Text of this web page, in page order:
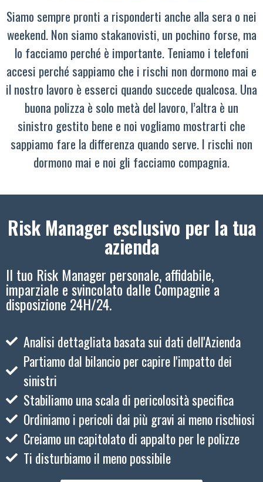
Siamo sempre pronti a risponderti anche alla sera o nei
weekend. Non siamo stakanovisti, un pochino forse, ma
lo facciamo perché è importante. Teniamo i telefoni
accesi perché sappiamo che i rischi non dormono mai e
il nostro lavoro è esserci quando succede qualcosa. Una
buona polizza è solo metà del lavoro, l’altra è un
sinistro gestito bene e noi vogliamo mostrarti che
sappiamo fare la differenza quando serve. I rischi non
dormono mai e noi gli facciamo compagnia.
Risk Manager esclusivo per la tua
azienda
Il tuo Risk Manager personale, affidabile,
imparziale e svincolato dalle Compagnie a
disposizione 24H/24.
Analisi dettagliata basata sui dati dell'Azienda
Partiamo dal bilancio per capire l'impatto dei
sinistri
Stabiliamo una scala di pericolosità specifica
Ordiniamo i pericoli dai più gravi ai meno rischiosi
Creiamo un capitolato di appalto per le polizze
Ti disturbiamo il meno possibile